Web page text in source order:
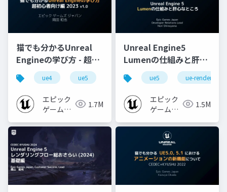
猫でも分かるUnreal
Engineの学び方 - 超初
心者向け編 - 2023 v1.0
ue4 ue5 ue-beginner
エピック
ゲームズ
1.7M
Unreal Engine5
Lumenの仕組みと肝心
なところ
ue5 ue-rendering
エピック
ゲームズ
1.5M